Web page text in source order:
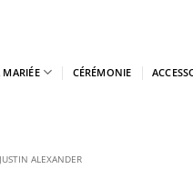
MARIÉE CÉRÉMONIE
JUSTIN ALEXANDER